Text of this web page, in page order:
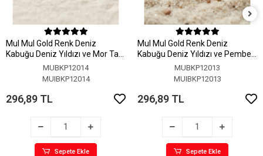
MuI MuI Gold Renk Deniz
Kabuğu Deniz Yıldızı ve Mor Taş
Detaylı KüpeMUBKP12014
MUIBKP12014
296,89 TL
Sepete Ekle
MuI MuI Gold Renk Deniz
Kabuğu Deniz Yıldızı ve Pembe
Taş Detaylı Küpe
MUBKP12013
MUIBKP12013
296,89 TL
Sepete Ekle